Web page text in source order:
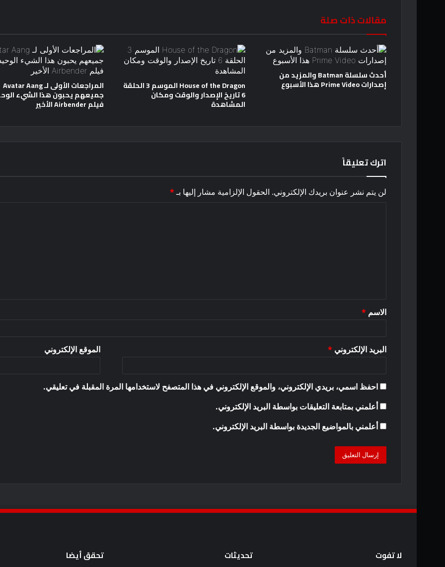
مقالات ذات صلة
أحدث سلسلة Batman والمزيد من
إصدارات Prime Video هذا الأسبوع House of the Dragon الموسم 3 الحلقة
6 تاريخ الإصدار والوقت ومكان
المشاهدة
المراجعات الأولى لـ Avatar Aang
جميعهم يحبون هذا الشيء
فيلم Airbender الأخير
اترك تعليقاً
لن يتم نشر عنوان بريدك الإلكتروني. الحقول الإلزامية مشار إليها بـ*
*
الاسم *
البريد الإلكتروني * الموقع الإلكتروني
احفظ اسمي، بريدي الإلكتروني، والموقع الإلكتروني في هذا المتصفح لاستخدامها المرة المقبلة في تعليقي.
أعلمني بمتابعة التعليقات بواسطة البريد الإلكتروني.
أعلمني بالمواضيع الجديدة بواسطة البريد الإلكتروني.
لا تفوت تحديثات تحقق أيضا